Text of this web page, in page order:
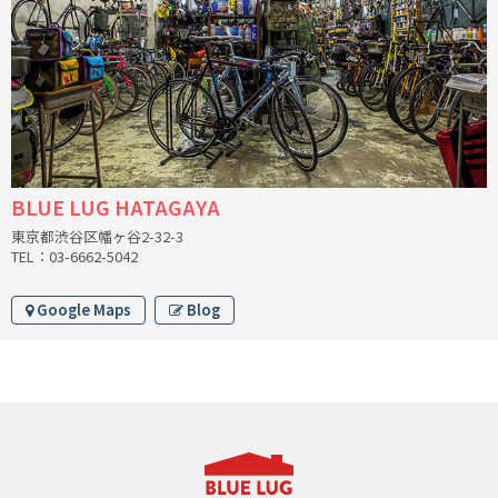
BLUE LUG HATAGAYA
東京都渋谷区幡ヶ谷2-32-3
TEL：03-6662-5042
Google Maps Blog
INDEPENDENT FABRICATION
LA MARCHE
LOW BICYCLES
OCEAN AIR CYCLES
OMNIUM